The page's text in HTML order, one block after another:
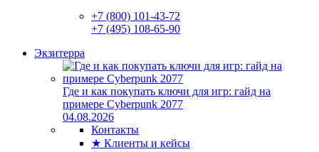
+7 (800) 101-43-72
+7 (495) 108-65-90
Экзитерра
Где и как покупать ключи для игр: гайд на
примере Cyberpunk 2077
04.08.2026
Контакты
★ Клиенты и кейсы